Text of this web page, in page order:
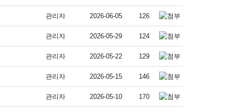
관리자 2026-06-05 126
관리자 2026-05-29 124
관리자 2026-05-22 129
관리자 2026-05-15 146
관리자 2026-05-10 170